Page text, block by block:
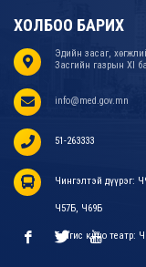
ХОЛБОО БАРИХ
Эдийн засаг,
Засгийн газрын XI
info@med.gov.mn
51-263333
Чингэлтэй дүүрэг:
Ч57Б, Ч69Б
Тэнгис кино театр: